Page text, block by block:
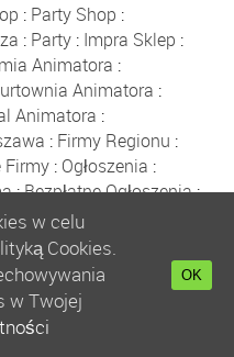
: Party Shop :
: Party : Impra Sklep :
Animatora :
Animatora :
Animatora :
: Firmy Regionu :
Firmy: Ogłoszenia :
:Bezpłatne Ogłoszenia:
Wolnego:
:sklep animatora
Ogłoszenia
Animatora
:
:Rumia
w celu
Cookies.
w Twojej
OK